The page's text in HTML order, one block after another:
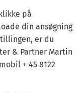
på
din ansøgning
er du
& Partner Martin
+ 45 8122